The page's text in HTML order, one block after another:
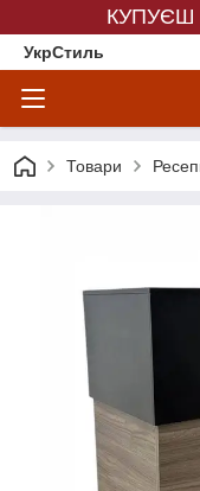
КУПУЄШ
УкрСтиль
Товари